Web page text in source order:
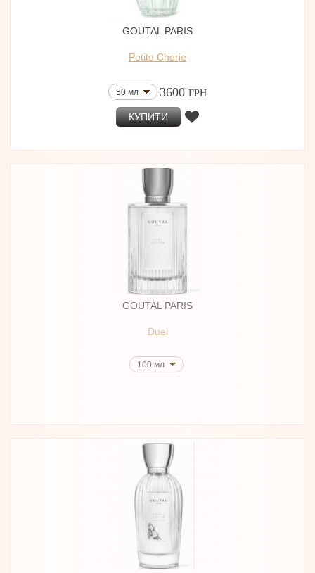
GOUTAL PARIS
Petite Cherie
50 мл 3600 ГРН
КУПИТИ
GOUTAL PARIS
Duel
100 мл